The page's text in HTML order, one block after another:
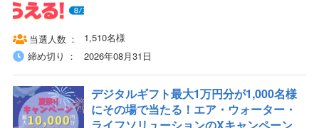
当選人数
1,510名様
締め切り
2026年08月31日
デジタルギフト最大1万円分が1,000名様
にその場で当たる！エア・ウォーター・